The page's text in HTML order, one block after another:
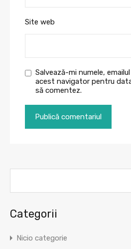
Site web
Salvează-mi numele,
acest navigator pentru
să comentez.
Categorii
Nicio categorie